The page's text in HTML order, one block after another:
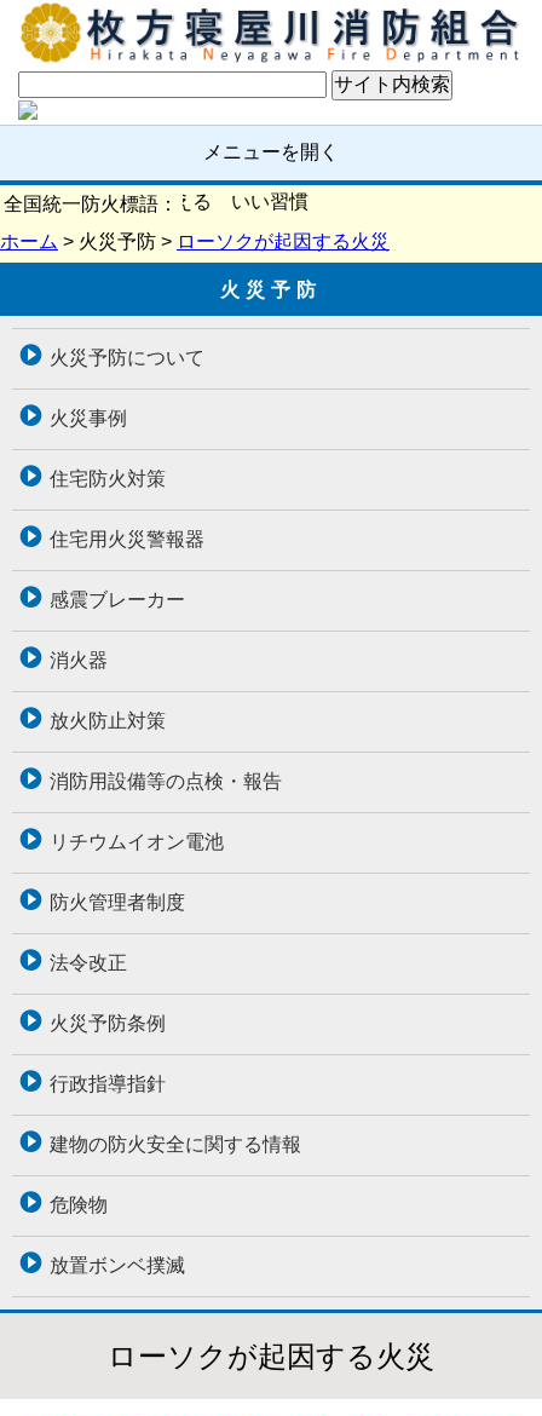
メニューを開く
全国統一防火標語：
認 いい日を支える いい習慣
ホーム > 火災予防 > ローソクが起因する火災
火災予防
火災予防について
火災事例
住宅防火対策
住宅用火災警報器
感震ブレーカー
消火器
放火防止対策
消防用設備等の点検・報告
リチウムイオン電池
防火管理者制度
法令改正
火災予防条例
行政指導指針
建物の防火安全に関する情報
危険物
放置ボンベ撲滅
ローソクが起因する火災